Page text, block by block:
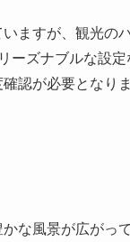
ますが、観光
ーズナブルな設
認が必要となりま
な風景が広がっ